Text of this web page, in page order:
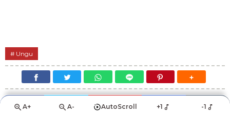
Ungu
A+ A- AutoScroll +1 -1